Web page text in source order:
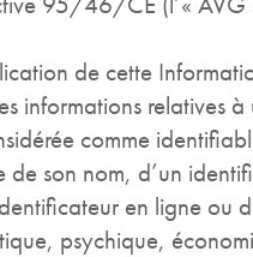
de cette
informations relatives
comme
de son nom, d’un
en ligne ou
psychique,